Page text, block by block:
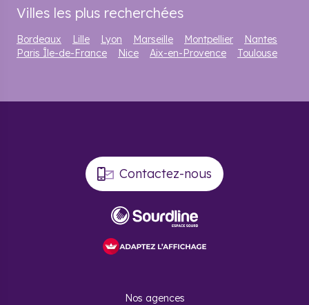
Villes les plus recherchées
Bordeaux Lille Lyon Marseille Montpellier
Nantes
Paris Île-de-France
Nice Aix-en-Provence Toulouse
Contactez-nous
Nos agences